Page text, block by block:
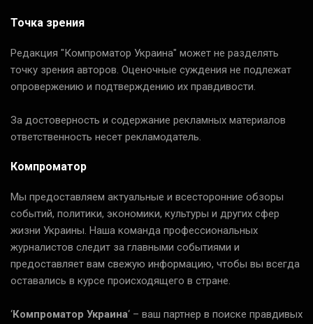
Точка зрения
Редакция "Компроматор Украина" может не разделять
точку зрения авторов. Оценочные суждения не подлежат
опровержению и подтверждению их правдивости.
За достоверность и содержание рекламных материалов
ответственность несет рекламодатель.
Компроматор
Мы предоставляем актуальные и всесторонние обзоры
событий, политики, экономики, культуры и других сфер
жизни Украины. Наша команда профессиональных
журналистов следит за главными событиями и
предоставляет вам свежую информацию, чтобы вы всегда
оставались в курсе происходящего в стране.
‘Компроматор Украина‘ – ваш партнер в поиске правдивых